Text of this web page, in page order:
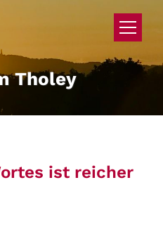
Tholey
ist reicher